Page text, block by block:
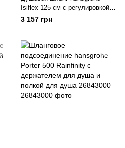
Isiflex 125 см с регулировкой
напора воды, хром 28249000
3 157 грн